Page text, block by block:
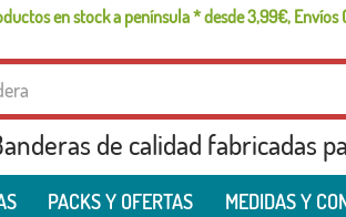
en stock a península * desde 3,99€, Envíos
de calidad fabricadas
PACKS Y OFERTAS MEDIDAS Y